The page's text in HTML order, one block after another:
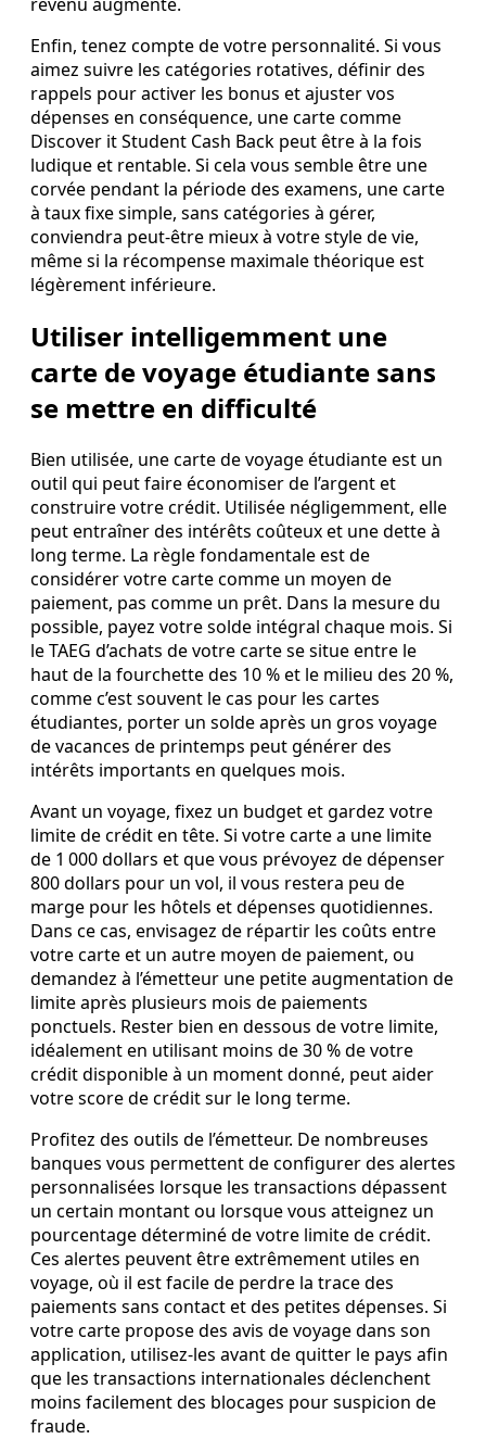
Enfin, tenez compte de votre personnalité. Si vous
aimez suivre les catégories rotatives, définir des
rappels pour activer les bonus et ajuster vos
dépenses en conséquence, une carte comme
Discover it Student Cash Back peut être à la fois
ludique et rentable. Si cela vous semble être une
corvée pendant la période des examens, une carte
à taux fixe simple, sans catégories à gérer,
conviendra peut‑être mieux à votre style de vie,
même si la récompense maximale théorique est
légèrement inférieure.
Utiliser intelligemment une
carte de voyage étudiante sans
se mettre en difficulté
Bien utilisée, une carte de voyage étudiante est un
outil qui peut faire économiser de l’argent et
construire votre crédit. Utilisée négligemment, elle
peut entraîner des intérêts coûteux et une dette à
long terme. La règle fondamentale est de
considérer votre carte comme un moyen de
paiement, pas comme un prêt. Dans la mesure du
possible, payez votre solde intégral chaque mois. Si
le TAEG d’achats de votre carte se situe entre le
haut de la fourchette des 10 % et le milieu des 20 %,
comme c’est souvent le cas pour les cartes
étudiantes, porter un solde après un gros voyage
de vacances de printemps peut générer des
intérêts importants en quelques mois.
Avant un voyage, fixez un budget et gardez votre
limite de crédit en tête. Si votre carte a une limite
de 1 000 dollars et que vous prévoyez de dépenser
800 dollars pour un vol, il vous restera peu de
marge pour les hôtels et dépenses quotidiennes.
Dans ce cas, envisagez de répartir les coûts entre
votre carte et un autre moyen de paiement, ou
demandez à l’émetteur une petite augmentation de
limite après plusieurs mois de paiements
ponctuels. Rester bien en dessous de votre limite,
idéalement en utilisant moins de 30 % de votre
crédit disponible à un moment donné, peut aider
votre score de crédit sur le long terme.
Profitez des outils de l’émetteur. De nombreuses
banques vous permettent de configurer des alertes
personnalisées lorsque les transactions dépassent
un certain montant ou lorsque vous atteignez un
pourcentage déterminé de votre limite de crédit.
Ces alertes peuvent être extrêmement utiles en
voyage, où il est facile de perdre la trace des
paiements sans contact et des petites dépenses. Si
votre carte propose des avis de voyage dans son
application, utilisez‑les avant de quitter le pays afin
que les transactions internationales déclenchent
moins facilement des blocages pour suspicion de
fraude.